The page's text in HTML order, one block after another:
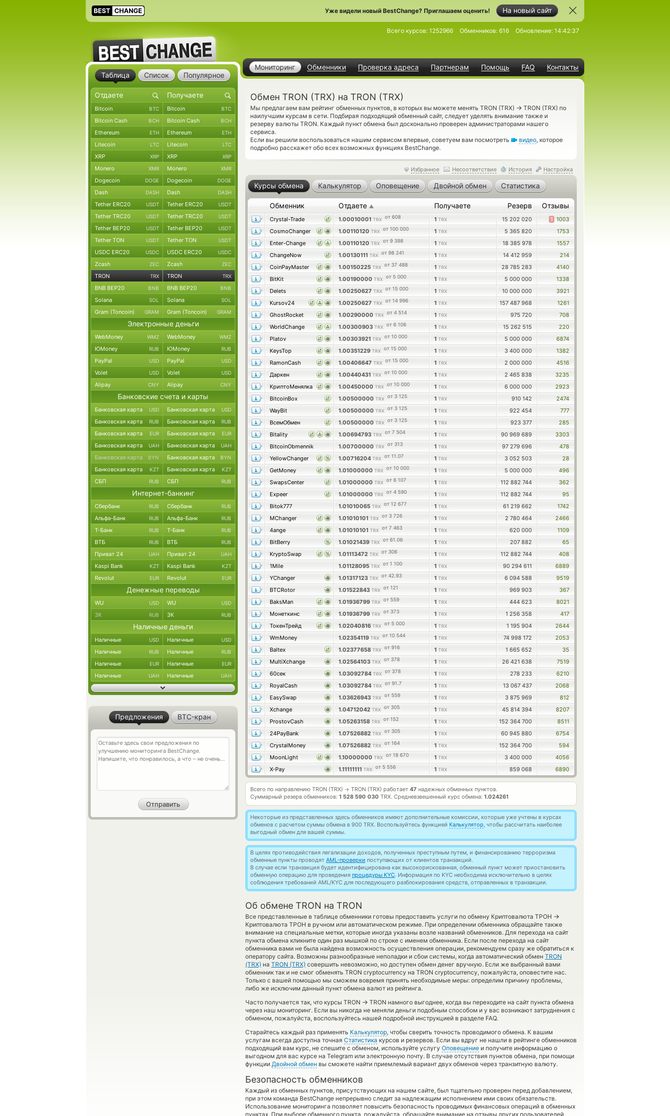
На новый сайт
Уже видели новый BestChange? Приглашаем оценить!
Мониторинг Обменники Проверка адреса Партнерам Помощь FAQ Контакты
Всего курсов: 1252966 Обменников: 616 Обновление: 14:42:37
Обмен TRON (TRX) на TRON (TRX)
Мы предлагаем вам рейтинг обменных пунктов, в которых вы можете менять TRON (TRX) → TRON (TRX) по
наилучшим курсам в сети. Подбирая подходящий обменный сайт, следует уделять внимание также и
резерву валюты TRON. Каждый пункт обмена был досконально проверен администраторами нашего
сервиса.
Если вы решили воспользоваться нашим сервисом впервые, советуем вам посмотреть
видео, которое
подробно расскажет обо всех возможных функциях BestChange.
Избранное Несоответствие История Настройка
Курсы обмена Калькулятор Оповещение Двойной обмен Статистика
Обменник Отдаете ▲ Получаете Резерв Отзывы
Crystal-Trade 1.00010001 TRX от 608 1 TRX 15 202 020 1 1003
CosmoChanger
1.00110120 TRX от 100 000 1 TRX 5 365 820
1753
Enter-Change
1.00110120 TRX от 9 398 1 TRX 18 385 978
1557
ChangeNow
1.00130111 TRX от 98 241 1 TRX 14 412 959
214
CoinPayMaster
1.00150225 TRX от 37 488 1 TRX 28 785 283
4140
BitKit
1.00190000 TRX от 5 000 1 TRX 5 000 000
1338
Delets
1.00250627 TRX от 15 000 1 TRX 10 000 000
3921
Kursov24
1.00250627 TRX от 14 996 1 TRX 157 487 968
1261
GhostRocket
1.00290000 TRX от 4 514 1 TRX 975 720
708
WorldChange
1.00300903 TRX от 6 106 1 TRX 15 262 515
220
Platov
1.00303921 TRX от 10 000 1 TRX 5 000 000
6874
KeysTop
1.00351229 TRX от 15 000 1 TRX 3 400 000
1382
RamonCash
1.00406647 TRX от 15 000 1 TRX 2 000 000
4516
Даркен
1.00440431 TRX от 10 000 1 TRX 2 465 838
3235
КриптоМенялка
1.00450000 TRX от 10 000 1 TRX 6 000 000
2923
BitcoinBox
1.00500000 TRX от 3 125 1 TRX 910 142
2474
WayBit
1.00500000 TRX от 3 125 1 TRX 922 454
777
ВсемОбмен
1.00500000 TRX от 3 125 1 TRX 923 377
285
Bitality
1.00694793 TRX от 7 504 1 TRX 90 969 689
3303
BitcoinObmennik
1.00700000 TRX от 313 1 TRX 97 279 696
478
YellowChanger
1.00716204 TRX от 11.07 1 TRX 3 052 503
28
GetMoney
1.01000000 TRX от 10 000 1 TRX 5 000 000
496
SwapsCenter
1.01000000 TRX от 6 107 1 TRX 112 882 744
362
Expeer
1.01000000 TRX от 4 590 1 TRX 112 882 744
95
Bitok777
1.01010065 TRX от 12 677 1 TRX 61 219 662
1742
MChanger
1.01010101 TRX от 3 726 1 TRX 2 780 464
2466
4ange
1.01010101 TRX от 7 463 1 TRX 620 000
1109
BitBerry
1.01021439 TRX от 61.06 1 TRX 207 882
65
KryptoSwap
1.01113472 TRX от 306 1 TRX 112 882 744
408
1Mile
1.01128095 TRX от 1 100 1 TRX 90 294 611
6889
YChanger
1.01317123 TRX от 42.93 1 TRX 6 094 588
9519
BTCRotor
1.01522843 TRX от 121 1 TRX 969 903
367
BaksMan
1.01936799 TRX от 559 1 TRX 444 623
8021
Монеткинс
1.01936799 TRX от 373 1 TRX 1 256 358
417
ТокенТрейд
1.02040816 TRX от 5 000 1 TRX 1 195 904
2644
WmMoney
1.02354119 TRX от 10 544 1 TRX 74 998 172
2053
Baltex
1.02377658 TRX от 916 1 TRX 1 665 652
35
MultiXchange
1.02564103 TRX от 378 1 TRX 26 421 638
7519
60сек
1.03092784 TRX от 378 1 TRX 278 233
6210
RoyalCash
1.03092784 TRX от 91.7 1 TRX 13 067 437
2068
EasySwap
1.03626943 TRX от 559 1 TRX 3 875 969
812
Xchange
1.04712042 TRX от 305 1 TRX 45 814 394
8207
ProstovCash
1.05263158 TRX от 152 1 TRX 152 364 700
8511
24PayBank
1.07526882 TRX от 305 1 TRX 60 945 880
6754
CrystalMoney
1.07526882 TRX от 164 1 TRX 152 364 700
594
MoonLight
1.10000000 TRX от 18 670 1 TRX 3 400 000
4056
X-Pay
1.11111111 TRX от 5 556 1 TRX 859 068 6890
Всего по направлению TRON (TRX) → TRON (TRX) работает 47 надежных обменных пунктов.
Суммарный резерв обменников: 1 528 590 030 TRX. Средневзвешенный курс обмена: 1.024261
Некоторые из представленных здесь обменников имеют дополнительные комиссии, которые уже учтены в курсах
обменов с расчетом суммы обмена в 900 TRX. Воспользуйтесь функцией Калькулятор, чтобы рассчитать наиболее
выгодный обмен для вашей суммы.
В целях противодействия легализации доходов, полученных преступным путем, и финансированию терроризма
обменные пункты проводят AML-проверки поступающих от клиентов транзакций.
В случае если транзакция будет идентифицирована как высокорискованная, обменный пункт может приостановить
обменную операцию для проведения процедуры KYC. Информация по KYC необходима исключительно в целях
соблюдения требований AML/KYC для последующего разблокирования средств, отправленных в транзакции.
Об обмене TRON на TRON
Все представленные в таблице обменники готовы предоставить услуги по обмену Криптовалюта ТРОН →
Криптовалюта ТРОН в ручном или автоматическом режиме. При определении обменника обращайте также
внимание на специальные метки, которые иногда указаны возле названий обменников. Для перехода на сайт
пункта обмена кликните один раз мышкой по строке с именем обменника. Если после перехода на сайт
обменника вами не была найдена возможность осуществления операции, рекомендуем сразу же обратиться к
оператору сайта. Возможны разнообразные неполадки и сбои системы, когда автоматический обмен TRON
(TRX) на TRON (TRX) совершить невозможно, но доступен обмен денег вручную. Если же выбранный вами
обменник так и не смог обменять TRON cryptocurrency на TRON cryptocurrency, пожалуйста, оповестите нас.
Только с вашей помощью мы сможем вовремя принять необходимые меры: определим причину проблемы,
либо же исключим данный пункт обмена валют из рейтинга.
Часто получается так, что курсы TRON → TRON намного выгоднее, когда вы переходите на сайт пункта обмена
через наш мониторинг. Если вы никогда не меняли деньги подобным способом и у вас возникают затруднения с
обменом, пожалуйста, воспользуйтесь нашей подробной инструкцией в разделе FAQ.
Старайтесь каждый раз применять Калькулятор, чтобы сверить точность проводимого обмена. К вашим
услугам всегда доступна точная Статистика курсов и резервов. Если вы вдруг не нашли в рейтинге обменников
подходящий вам курс, не спешите с обменом, используйте услугу Оповещение и получите информацию о
выгодном для вас курсе на Telegram или электронную почту. В случае отсутствия пунктов обмена, при помощи
функции Двойной обмен вы сможете найти приемлемый вариант двух обменов через транзитную валюту.
Безопасность обменников
Каждый из обменных пунктов, присутствующих на нашем сайте, был тщательно проверен перед добавлением,
при этом команда BestChange непрерывно следит за надлежащим исполнением ими своих обязательств.
Использование мониторинга позволяет повысить безопасность проводимых финансовых операций в обменных
пунктах. При выборе обменного пункта, пожалуйста, обращайте внимание на отзывы других пользователей,
Таблица Список Популярное
Bitcoin BTC Bitcoin BTC
Bitcoin Cash BCH Bitcoin Cash BCH
Ethereum ETH Ethereum ETH
Litecoin LTC Litecoin LTC
XRP XRP XRP XRP
Monero XMR Monero XMR
Dogecoin DOGE Dogecoin DOGE
Dash DASH Dash DASH
Tether ERC20 USDT Tether ERC20 USDT
Tether TRC20 USDT Tether TRC20 USDT
Tether BEP20 USDT Tether BEP20 USDT
Tether TON USDT Tether TON USDT
USDC ERC20 USDC USDC ERC20 USDC
Zcash ZEC Zcash ZEC
TRON TRX TRON TRX
BNB BEP20 BNB BNB BEP20 BNB
Solana SOL Solana SOL
Gram (Toncoin) GRAM Gram (Toncoin) GRAM
Электронные деньги
WebMoney WMZ WebMoney WMZ
ЮMoney RUB ЮMoney RUB
PayPal USD PayPal USD
Volet USD Volet USD
Alipay CNY Alipay CNY
Банковские счета и карты
Банковская карта USD Банковская карта USD
Банковская карта RUB Банковская карта RUB
Банковская карта EUR Банковская карта EUR
Банковская карта UAH Банковская карта UAH
Банковская карта BYN Банковская карта BYN
Банковская карта KZT Банковская карта KZT
СБП RUB СБП RUB
Интернет-банкинг
Сбербанк RUB Сбербанк RUB
Альфа-Банк RUB Альфа-Банк RUB
Т-Банк RUB Т-Банк RUB
ВТБ RUB ВТБ RUB
Приват 24 UAH Приват 24 UAH
Kaspi Bank KZT Kaspi Bank KZT
Revolut EUR Revolut EUR
Денежные переводы
WU USD WU USD
ЗК RUB ЗК RUB
Наличные деньги
Наличные USD Наличные USD
Наличные RUB Наличные RUB
Наличные EUR Наличные EUR
Наличные UAH Наличные UAH
Предложения BTC-кран